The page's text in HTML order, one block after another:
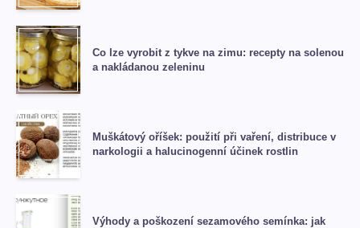
Co lze vyrobit z tykve na zimu: recepty na solenou
a nakládanou zeleninu
Muškátový oříšek: použití při vaření, distribuce v
narkologii a halucinogenní účinek rostlin
Výhody a poškození sezamového semínka: jak